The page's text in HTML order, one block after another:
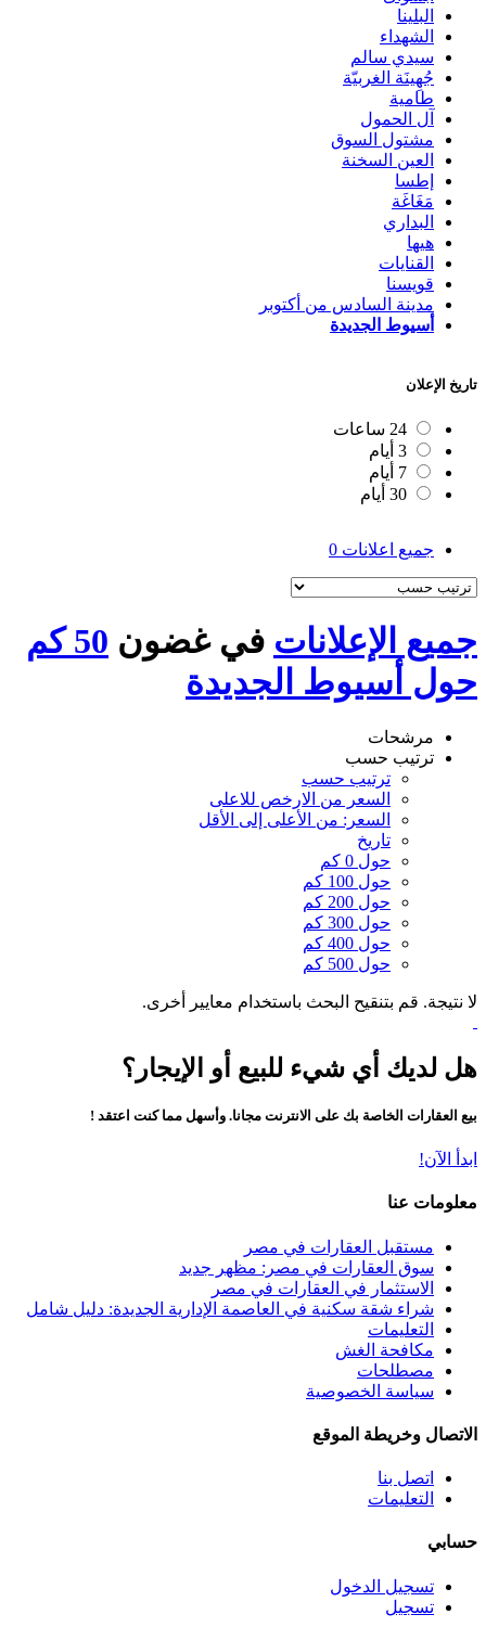
البلينا
الشهداء
سيدي سالم
جُهِينَة الغربيّة
طامية
آل الحمول
مشتول السوق
العين السخنة
إطسا
مَغَاغَة
البداري
هيها
القنايات
قويسنا
مدينة السادس من أكتوبر
أسيوط الجديدة
تاريخ الإعلان
24 ساعات
3 أيام
7 أيام
30 أيام
جميع اعلانات 0
جميع الإعلانات في غضون
50 كم
حول أسيوط الجديدة
مرشحات
ترتيب حسب
ترتيب حسب
السعر من الارخص للاعلى
السعر: من الأعلى إلى الأقل
تاريخ
حول 0 كم
حول 100 كم
حول 200 كم
حول 300 كم
حول 400 كم
حول 500 كم
لا نتيجة. قم بتنقيح البحث باستخدام معايير أخرى.
هل لديك أي شيء للبيع أو الإيجار؟
بيع العقارات الخاصة بك على الانترنت مجانا. وأسهل مما كنت اعتقد !
ابدأ الآن!
معلومات عنا
مستقبل العقارات في مصر
سوق العقارات في مصر: مظهر جديد
الاستثمار في العقارات في مصر
شراء شقة سكنية في العاصمة الإدارية الجديدة: دليل شامل
التعليمات
مكافحة الغش
مصطلحات
سياسة الخصوصية
الاتصال وخريطة الموقع
اتصل بنا
التعليمات
حسابي
تسجيل الدخول
تسجيل